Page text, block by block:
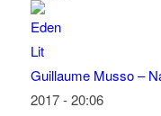
Guillaume Musso –
2017 - 20:06